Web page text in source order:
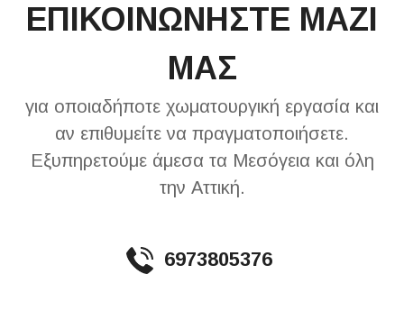
ΕΠΙΚΟΙΝΩΝΗΣΤΕ ΜΑΖΙ
ΜΑΣ
για οποιαδήποτε χωματουργική εργασία και
αν επιθυμείτε να πραγματοποιήσετε.
Εξυπηρετούμε άμεσα τα Μεσόγεια και όλη
την Αττική.
6973805376